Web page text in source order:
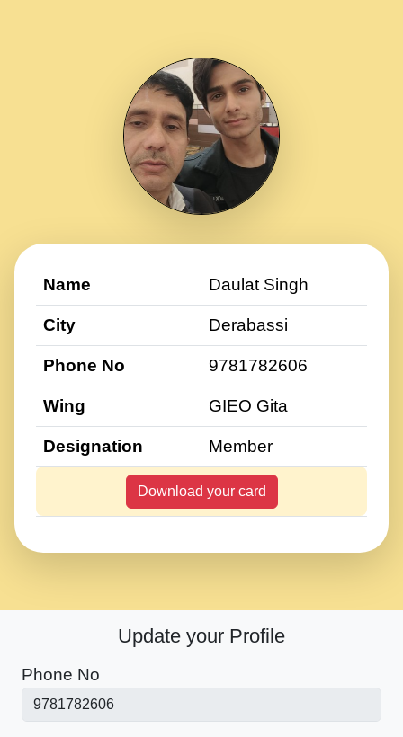
Name Daulat Singh
City Derabassi
Phone No 9781782606
Wing GIEO Gita
Designation Member
Download your card
Update your Profile
Phone No